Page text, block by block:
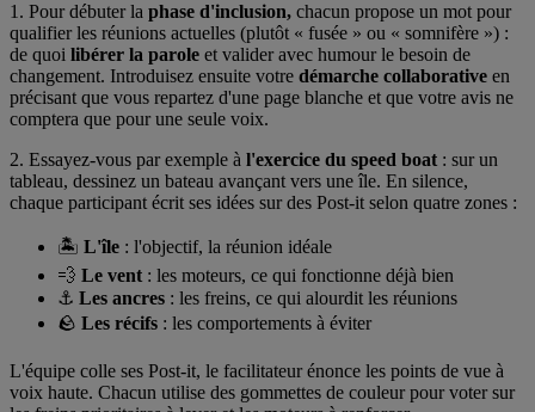
1. Pour débuter la phase d'inclusion, chacun propose un mot pour
qualifier les réunions actuelles (plutôt « fusée » ou « somnifère ») :
de quoi libérer la parole et valider avec humour le besoin de
changement. Introduisez ensuite votre démarche collaborative en
précisant que vous repartez d'une page blanche et que votre avis ne
comptera que pour une seule voix.
2. Essayez-vous par exemple à l'exercice du speed boat : sur un
tableau, dessinez un bateau avançant vers une île. En silence,
chaque participant écrit ses idées sur des Post-it selon quatre zones :
🏝️ L'île : l'objectif, la réunion idéale
💨 Le vent : les moteurs, ce qui fonctionne déjà bien
⚓ Les ancres : les freins, ce qui alourdit les réunions
🪨 Les récifs : les comportements à éviter
L'équipe colle ses Post-it, le facilitateur énonce les points de vue à
voix haute. Chacun utilise des gommettes de couleur pour voter sur